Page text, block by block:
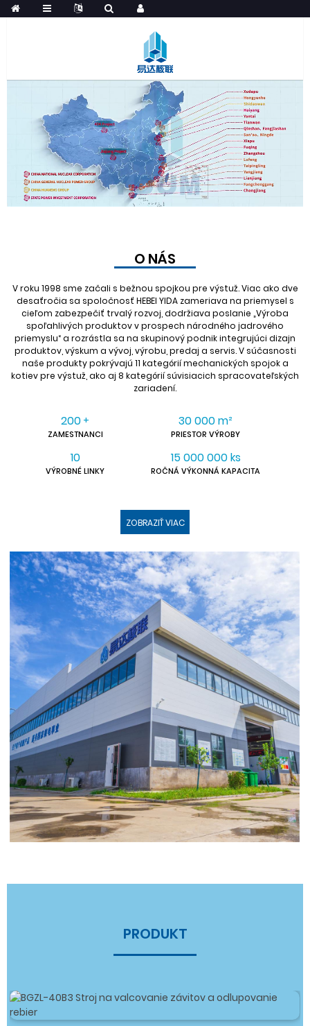
O NÁS
V roku 1998 sme začali s bežnou spojkou pre výstuž. Viac ako dve
desaťročia sa spoločnosť HEBEI YIDA zameriava na priemysel s
cieľom zabezpečiť trvalý rozvoj, dodržiava poslanie „Výroba
spoľahlivých produktov v prospech národného jadrového
priemyslu“ a rozrástla sa na skupinový podnik integrujúci dizajn
produktov, výskum a vývoj, výrobu, predaj a servis. V súčasnosti
naše produkty pokrývajú 11 kategórií mechanických spojok a
kotiev pre výstuž, ako aj 8 kategórií súvisiacich spracovateľských
zariadení.
200 +
ZAMESTNANCI
30 000 m²
PRIESTOR VÝROBY
10
VÝROBNÉ LINKY
15 000 000 ks
ROČNÁ VÝKONNÁ KAPACITA
ZOBRAZIŤ VIAC
PRODUKT